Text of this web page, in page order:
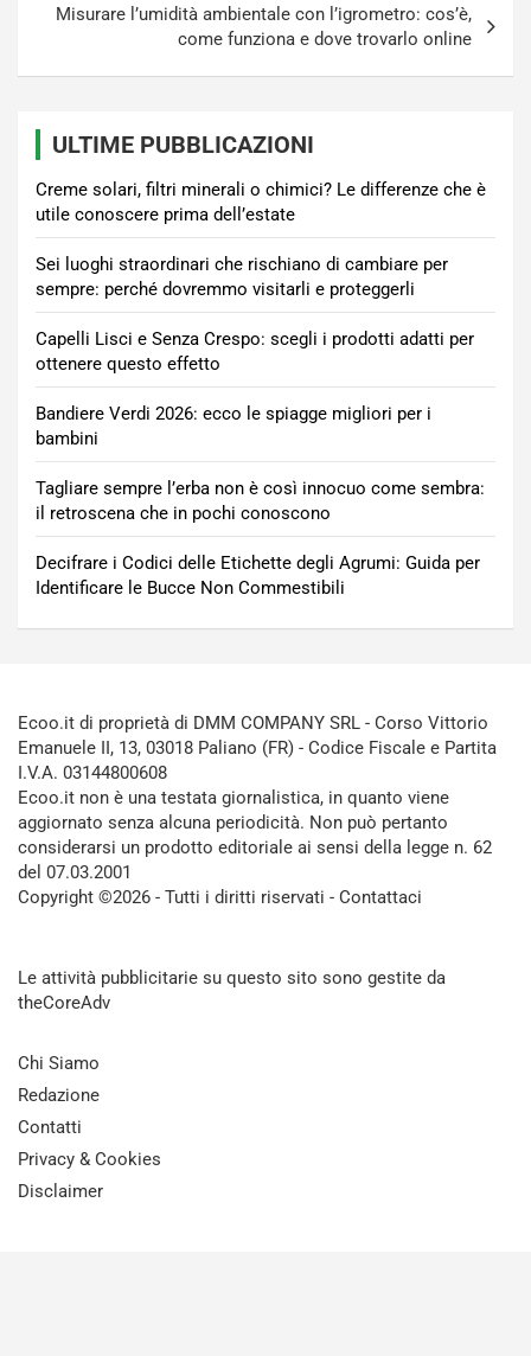
Misurare l’umidità ambientale con l’igrometro: cos’è,
come funziona e dove trovarlo online
ULTIME PUBBLICAZIONI
Creme solari, filtri minerali o chimici? Le differenze che è
utile conoscere prima dell’estate
Sei luoghi straordinari che rischiano di cambiare per
sempre: perché dovremmo visitarli e proteggerli
Capelli Lisci e Senza Crespo: scegli i prodotti adatti per
ottenere questo effetto
Bandiere Verdi 2026: ecco le spiagge migliori per i
bambini
Tagliare sempre l’erba non è così innocuo come sembra:
il retroscena che in pochi conoscono
Decifrare i Codici delle Etichette degli Agrumi: Guida per
Identificare le Bucce Non Commestibili
Ecoo.it di proprietà di DMM COMPANY SRL - Corso Vittorio
Emanuele II, 13, 03018 Paliano (FR) - Codice Fiscale e Partita
I.V.A. 03144800608
Ecoo.it non è una testata giornalistica, in quanto viene
aggiornato senza alcuna periodicità. Non può pertanto
considerarsi un prodotto editoriale ai sensi della legge n. 62
del 07.03.2001
Copyright ©2026 - Tutti i diritti riservati - Contattaci
Le attività pubblicitarie su questo sito sono gestite da
theCoreAdv
Chi Siamo
Redazione
Contatti
Privacy & Cookies
Disclaimer